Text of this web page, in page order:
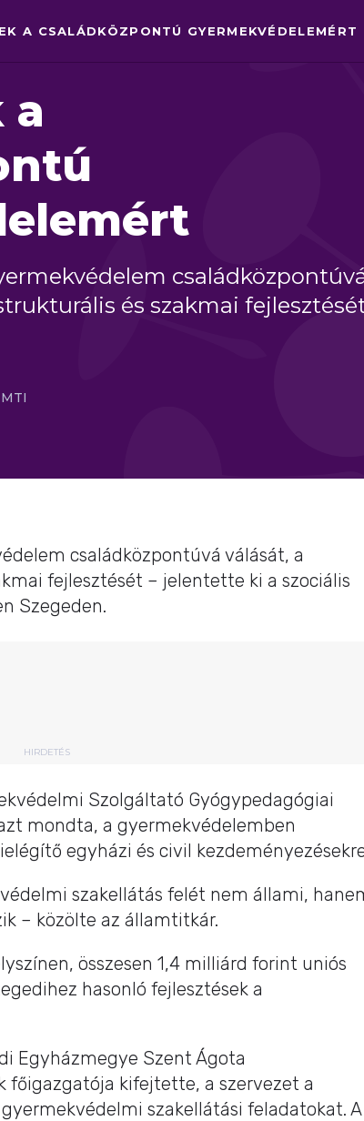
A CSALÁDKÖZPONTÚ GYERMEKVÉDELEMÉRT
a
és szakmai
MTI
családközpontúvá válását, a
fejlesztését – jelentette ki a szociális
Szegeden.
HIRDETÉS
Szolgáltató Gyógypedagógiai
mondta, a gyermekvédelemben
egyházi és civil
szakellátás felét nem állami,
– közölte az államtitkár.
összesen 1,4 milliárd forint uniós
hasonló fejlesztések a
Egyházmegye Szent Ágota
főigazgatója kifejtette, a szervezet a
szakellátási feladatokat. A